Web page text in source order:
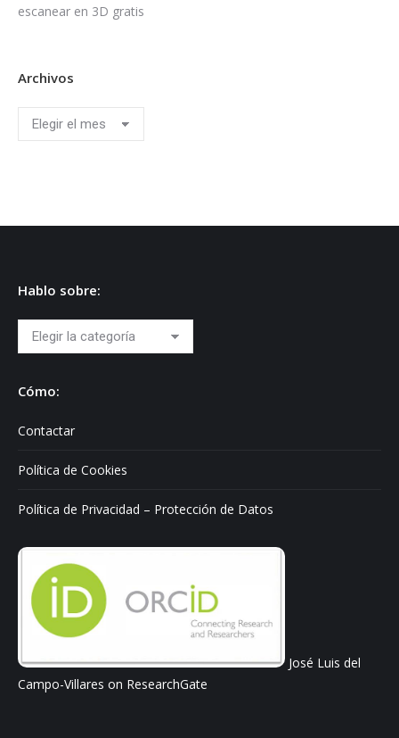
escanear en 3D gratis
Archivos
Archivos
Hablo sobre:
Hablo
sobre:
Cómo:
Contactar
Política de Cookies
Política de Privacidad – Protección de Datos
José Luis del
Campo-Villares on ResearchGate